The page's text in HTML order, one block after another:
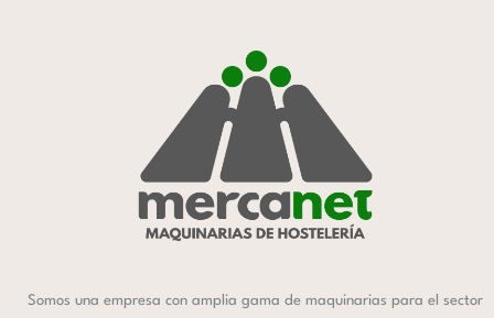
Somos una empresa con amplia gama de maquinarias para el sector